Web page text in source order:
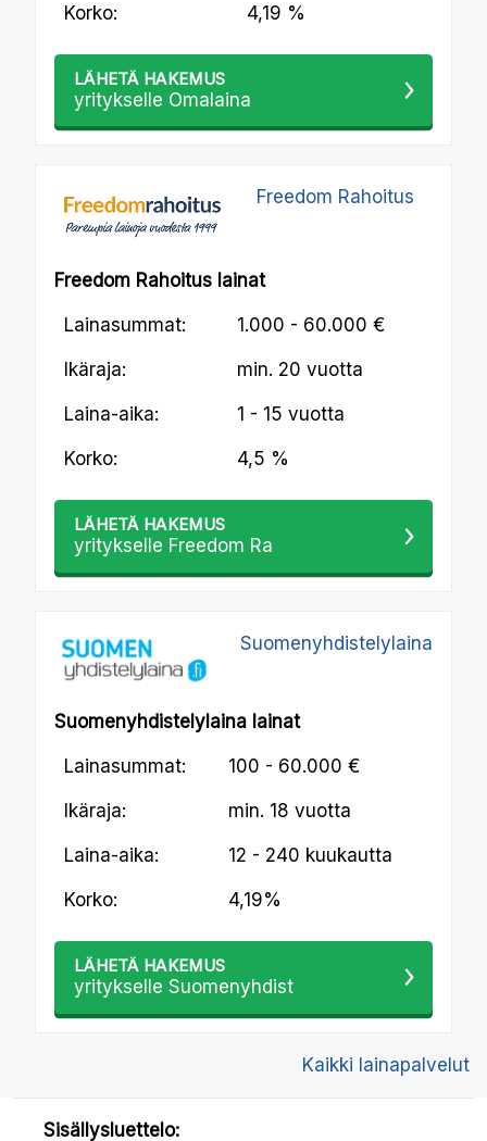
Korko: 4,19 %
LÄHETÄ HAKEMUS
yritykselle Omalaina
Freedom Rahoitus
Freedom Rahoitus lainat
Lainasummat: 1.000 - 60.000 €
Ikäraja: min. 20 vuotta
Laina-aika: 1 - 15 vuotta
Korko: 4,5 %
LÄHETÄ HAKEMUS
yritykselle Freedom Ra
Suomenyhdistelylaina
Suomenyhdistelylaina lainat
Lainasummat: 100 - 60.000 €
Ikäraja: min. 18 vuotta
Laina-aika: 12 - 240 kuukautta
Korko: 4,19%
LÄHETÄ HAKEMUS
yritykselle Suomenyhdist
Kaikki lainapalvelut
Sisällysluettelo: